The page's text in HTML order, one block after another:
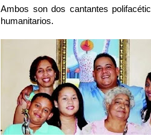
Ambos son dos cantantes
humanitarios.